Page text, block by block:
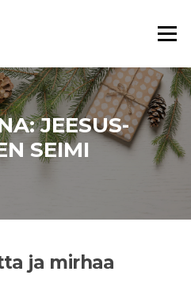
Valikko
JEESUS-
SEIMI
ja mirhaa